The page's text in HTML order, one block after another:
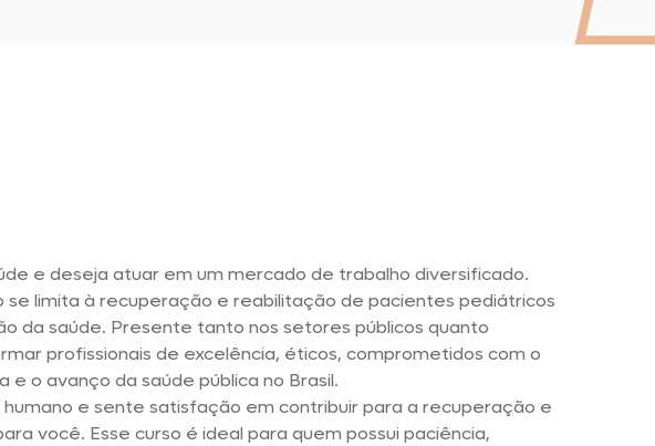
e deseja atuar em um mercado de trabalho diversificado.
limita à recuperação e reabilitação de pacientes pediátricos
da saúde. Presente tanto nos setores públicos quanto
profissionais de excelência, éticos, comprometidos com o
o avanço da saúde pública no Brasil.
e sente satisfação em contribuir para a recuperação e
você. Esse curso é ideal para quem possui paciência,